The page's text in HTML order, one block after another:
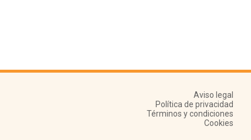
Aviso legal
Política de privacidad
Términos y condiciones
Cookies